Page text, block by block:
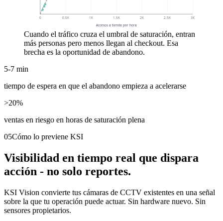
0 0.5K 1K 1.5K 2K 2.5K 3K
Accesos a tienda por hora
Cuando el tráfico cruza el umbral de saturación, entran
más personas pero menos llegan al checkout. Esa
brecha es la oportunidad de abandono.
5-7 min
tiempo de espera en que el abandono empieza a acelerarse
>20%
ventas en riesgo en horas de saturación plena
05Cómo lo previene KSI
Visibilidad en tiempo real que dispara
acción - no solo reportes.
KSI Vision convierte tus cámaras de CCTV existentes en una señal
sobre la que tu operación puede actuar. Sin hardware nuevo. Sin
sensores propietarios.